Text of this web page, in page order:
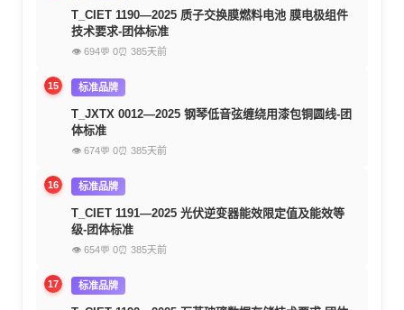
T_CIET 1190—2025 质子交换膜燃料电池 膜电极组件
技术要求-团体标准
👁 694💬 0⏰ 385天前
15 标准品牌
T_JXTX 0012—2025 钢琴低音弦缠绕用漆包铜圆线-团
体标准
👁 674💬 0⏰ 385天前
16 标准品牌
T_CIET 1191—2025 光伏逆变器能效限定值及能效等
级-团体标准
👁 654💬 0⏰ 385天前
17 标准品牌